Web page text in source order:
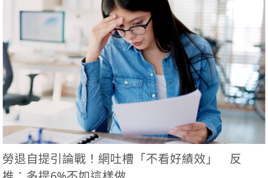
勞退自提引論戰！網吐槽「不看好績效」 反